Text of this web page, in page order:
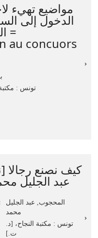
مواضيع تهيء
الدخول إلى
au concuors
تونس : مكتبة
كيف نصنع
عبد الجليل
المحجوب, عبد الجليل
محمد
تونس : مكتبة النجاح، [د.
ت.]